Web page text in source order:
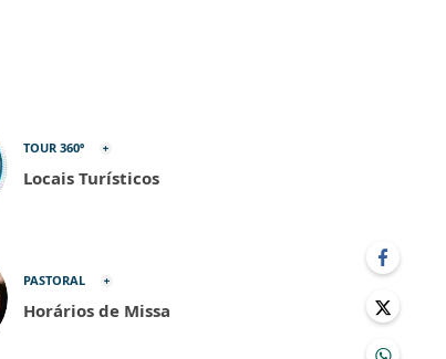
TOUR 360º
Locais Turísticos
PASTORAL
Horários de Missa